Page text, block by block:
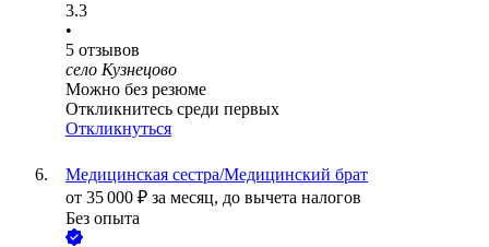
3.3
•
5 отзывов
село Кузнецово
Можно без резюме
Откликнитесь среди первых
Откликнуться
Медицинская сестра/Медицинский брат
от 35 000 ₽ за месяц, до вычета налогов
Без опыта